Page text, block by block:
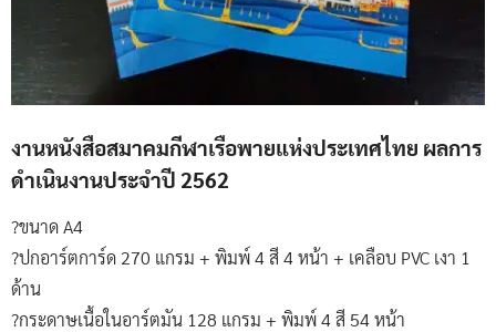
งานหนังสือสมาคมกีฬาเรือพายแห่งประเทศไทย ผลการ
ดำเนินงานประจำปี 2562
?ขนาด A4
?ปกอาร์ตการ์ด 270 แกรม + พิมพ์ 4 สี 4 หน้า + เคลือบ PVC เงา 1
ด้าน
?กระดาษเนื้อในอาร์ตมัน 128 แกรม + พิมพ์ 4 สี 54 หน้า